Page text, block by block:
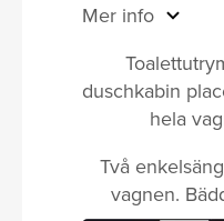
Mer info
duschkabin
hela
Två
vagnen.